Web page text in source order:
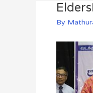
By
Post
navigation